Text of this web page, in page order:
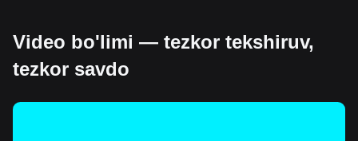
Video bo'limi — tezkor tekshiruv,
tezkor savdo